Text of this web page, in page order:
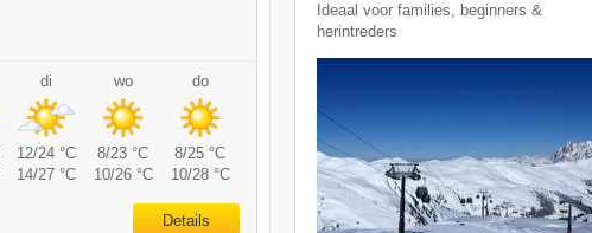
di wo do
12/24 °C 8/23 °C
8/25 °C
14/27 °C 10/26 °C 10/28 °C
Details
Ideaal voor families, beginners &
herintreders